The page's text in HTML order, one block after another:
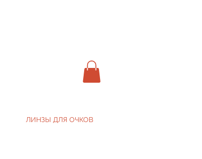
ЛИНЗЫ ДЛЯ ОЧКОВ